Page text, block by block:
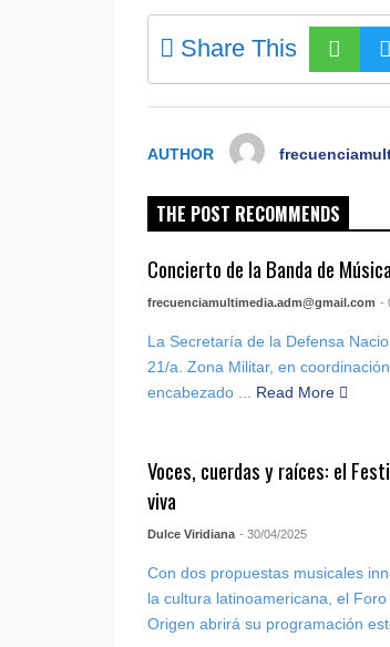
Share This
AUTHOR
THE POST RECOMMENDS
Concierto de la Banda de
frecuenciamultimedia.adm@gmail.com -
La Secretaría de la Defensa
21/a. Zona Militar, en
encabezado ...
Read More
Voces, cuerdas y raíces: el
viva
Dulce Viridiana - 30/04/2025
Con dos propuestas musicales
la cultura latinoamericana, el
Origen abrirá su programación